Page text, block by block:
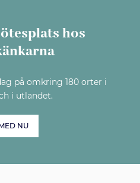
hos
på omkring 180 orter i
i utlandet.
NU